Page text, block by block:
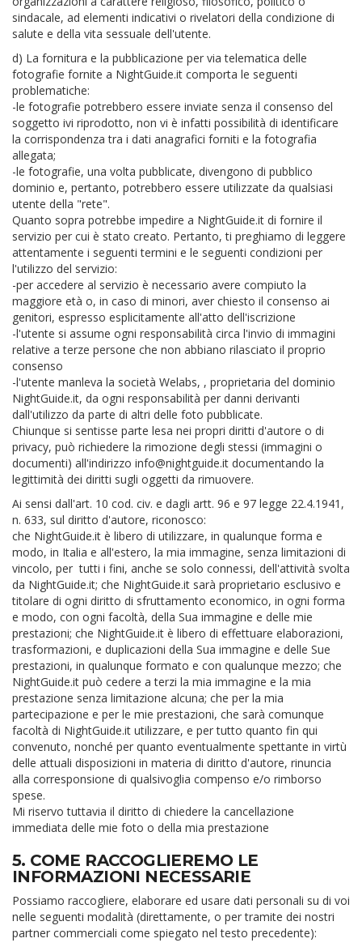
sindacale, ad elementi indicativi o rivelatori della condizione di
salute e della vita sessuale dell'utente.
d) La fornitura e la pubblicazione per via telematica delle
fotografie fornite a NightGuide.it comporta le seguenti
problematiche:
-le fotografie potrebbero essere inviate senza il consenso del
soggetto ivi riprodotto, non vi è infatti possibilità di identificare
la corrispondenza tra i dati anagrafici forniti e la fotografia
allegata;
-le fotografie, una volta pubblicate, divengono di pubblico
dominio e, pertanto, potrebbero essere utilizzate da qualsiasi
utente della "rete".
Quanto sopra potrebbe impedire a NightGuide.it di fornire il
servizio per cui è stato creato. Pertanto, ti preghiamo di leggere
attentamente i seguenti termini e le seguenti condizioni per
l'utilizzo del servizio:
-per accedere al servizio è necessario avere compiuto la
maggiore età o, in caso di minori, aver chiesto il consenso ai
genitori, espresso esplicitamente all'atto dell'iscrizione
-l'utente si assume ogni responsabilità circa l'invio di immagini
relative a terze persone che non abbiano rilasciato il proprio
consenso
-l'utente manleva la società Welabs, , proprietaria del dominio
NightGuide.it, da ogni responsabilità per danni derivanti
dall'utilizzo da parte di altri delle foto pubblicate.
Chiunque si sentisse parte lesa nei propri diritti d'autore o di
privacy, può richiedere la rimozione degli stessi (immagini o
documenti) all'indirizzo info@nightguide.it documentando la
legittimità dei diritti sugli oggetti da rimuovere.
Ai sensi dall'art. 10 cod. civ. e dagli artt. 96 e 97 legge 22.4.1941,
n. 633, sul diritto d'autore, riconosco:
che NightGuide.it è libero di utilizzare, in qualunque forma e
modo, in Italia e all'estero, la mia immagine, senza limitazioni di
vincolo, per tutti i fini, anche se solo connessi, dell'attività svolta
da NightGuide.it; che NightGuide.it sarà proprietario esclusivo e
titolare di ogni diritto di sfruttamento economico, in ogni forma
e modo, con ogni facoltà, della Sua immagine e delle mie
prestazioni; che NightGuide.it è libero di effettuare elaborazioni,
trasformazioni, e duplicazioni della Sua immagine e delle Sue
prestazioni, in qualunque formato e con qualunque mezzo; che
NightGuide.it può cedere a terzi la mia immagine e la mia
prestazione senza limitazione alcuna; che per la mia
partecipazione e per le mie prestazioni, che sarà comunque
facoltà di NightGuide.it utilizzare, e per tutto quanto fin qui
convenuto, nonché per quanto eventualmente spettante in virtù
delle attuali disposizioni in materia di diritto d'autore, rinuncia
alla corresponsione di qualsivoglia compenso e/o rimborso
spese.
Mi riservo tuttavia il diritto di chiedere la cancellazione
immediata delle mie foto o della mia prestazione
5. COME RACCOGLIEREMO LE
INFORMAZIONI NECESSARIE
Possiamo raccogliere, elaborare ed usare dati personali su di voi
nelle seguenti modalità (direttamente, o per tramite dei nostri
partner commerciali come spiegato nel testo precedente):